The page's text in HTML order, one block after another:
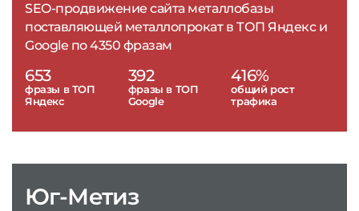
SEO-продвижение сайта металлобазы
поставляющей металлопрокат в ТОП Яндекс и
Google по 4350 фразам
653
фразы в ТОП
Яндекс
392
фразы в ТОП
Google
416%
общий рост
трафика
Юг-Метиз